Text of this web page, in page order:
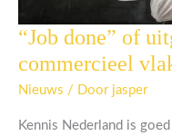
“Job done” of
commercieel
Nieuws / Door jasper
Kennis Nederland is
“Job
of
uitgerangeerd
commercieel